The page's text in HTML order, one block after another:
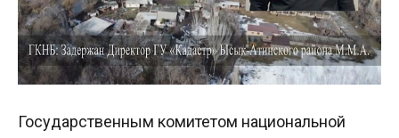
Государственным комитетом национальной